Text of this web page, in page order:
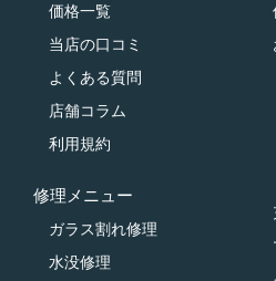
価格一覧
当店の口コミ
よくある質問
店舗コラム
利用規約
修理メニュー
ガラス割れ修理
水没修理